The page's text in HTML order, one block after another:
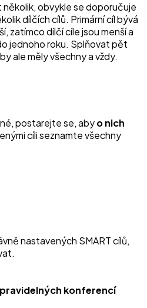
obvykle se doporučuje
dílčích cílů. Primární cíl bývá
zatímco dílčí cíle jsou menší a
jednoho roku. Splňovat pět
ale měly všechny a vždy.
postarejte se, abyo nich
cíli seznamte všechny
nastavených SMART cílů,
konferencí